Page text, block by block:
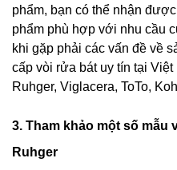
phẩm, bạn có thể nhận
phẩm phù hợp với nhu cầu
khi gặp phải các vấn đề về
cấp vòi rửa bát uy tín tại
Ruhger, Viglacera, ToTo,
3. Tham khảo một số mẫu
Ruhger